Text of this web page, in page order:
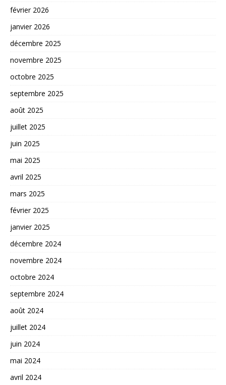
février 2026
janvier 2026
décembre 2025
novembre 2025
octobre 2025
septembre 2025
août 2025
juillet 2025
juin 2025
mai 2025
avril 2025
mars 2025
février 2025
janvier 2025
décembre 2024
novembre 2024
octobre 2024
septembre 2024
août 2024
juillet 2024
juin 2024
mai 2024
avril 2024